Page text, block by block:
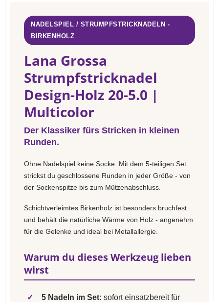
NADELSPIEL / STRUMPFSTRICKNADELN -
BIRKENHOLZ
Lana Grossa
Strumpfstricknadel
Design-Holz 20-5.0 |
Multicolor
Der Klassiker fürs Stricken in kleinen
Runden.
Ohne Nadelspiel keine Socke: Mit dem 5-teiligen Set
strickst du geschlossene Runden in jeder Größe - von
der Sockenspitze bis zum Mützenabschluss.
Schichtverleimtes Birkenholz ist besonders bruchfest
und behält die natürliche Wärme von Holz - angenehm
für die Gelenke und ideal bei Metallallergie.
Warum du dieses Werkzeug lieben
wirst
✓ 5 Nadeln im Set: sofort einsatzbereit für